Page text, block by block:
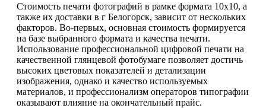
Стоимость печати фотографий в рамке формата 10х10, а
также их доставки в г Белогорск, зависит от нескольких
факторов. Во-первых, основная стоимость формируется
на базе выбранного формата и качества печати.
Использование профессиональной цифровой печати на
качественной глянцевой фотобумаге позволяет достичь
высоких цветовых показателей и детализации
изображения, однако и качество используемых
материалов, и профессионализм операторов типографии
оказывают влияние на окончательный прайс.